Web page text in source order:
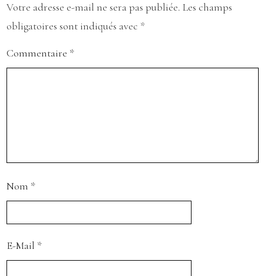
Votre adresse e-mail ne sera pas publiée. Les champs
obligatoires sont indiqués avec *
Commentaire *
Nom *
E-Mail *